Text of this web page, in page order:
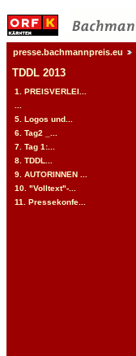
presse.bachmannpreis.eu
TDDL 2013
1. PREISVERLEI...
5. Logos und...
6. Tag2 _...
7. Tag 1:...
8. TDDL...
9. AUTORINNEN ...
10. "Volltext"-...
11. Pressekonfe...